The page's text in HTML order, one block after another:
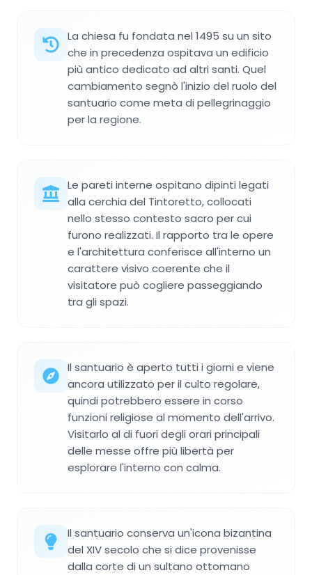
La chiesa fu fondata nel 1495 su un sito
che in precedenza ospitava un edificio
più antico dedicato ad altri santi. Quel
cambiamento segnò l'inizio del ruolo del
santuario come meta di pellegrinaggio
per la regione.
Le pareti interne ospitano dipinti legati
alla cerchia del Tintoretto, collocati
nello stesso contesto sacro per cui
furono realizzati. Il rapporto tra le opere
e l'architettura conferisce all'interno un
carattere visivo coerente che il
visitatore può cogliere passeggiando
tra gli spazi.
Il santuario è aperto tutti i giorni e viene
ancora utilizzato per il culto regolare,
quindi potrebbero essere in corso
funzioni religiose al momento dell'arrivo.
Visitarlo al di fuori degli orari principali
delle messe offre più libertà per
esplorare l'interno con calma.
Il santuario conserva un'icona bizantina
del XIV secolo che si dice provenisse
dalla corte di un sultano ottomano